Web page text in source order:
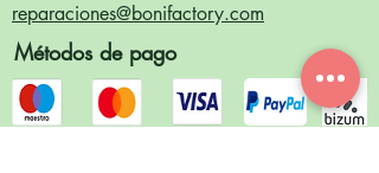
reparaciones@bonifactory.com
Métodos de pago